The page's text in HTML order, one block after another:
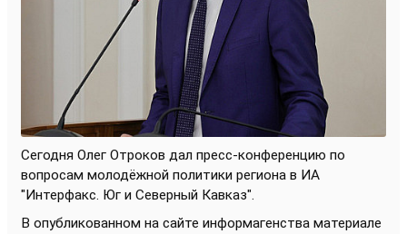
Сегодня Олег Отроков дал пресс-конференцию по
вопросам молодёжной политики региона в ИА
"Интерфакс. Юг и Северный Кавказ".
В опубликованном на сайте информагенства материале